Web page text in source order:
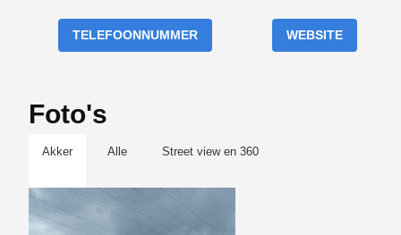
TELEFOONNUMMER WEBSITE
Foto's
Akker Alle Street view en 360